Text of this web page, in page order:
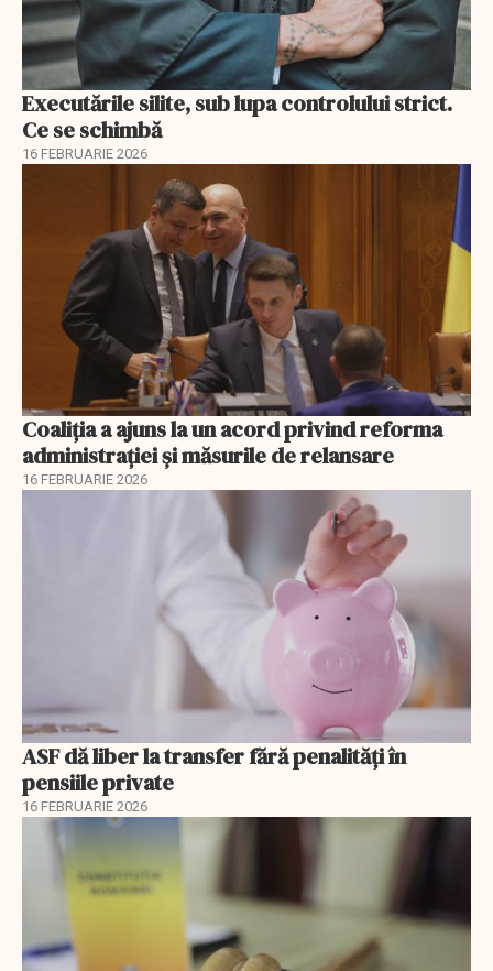
Executările silite, sub lupa controlului strict.
Ce se schimbă
16 FEBRUARIE 2026
Coaliția a ajuns la un acord privind reforma
administrației și măsurile de relansare
16 FEBRUARIE 2026
ASF dă liber la transfer fără penalități în
pensiile private
16 FEBRUARIE 2026